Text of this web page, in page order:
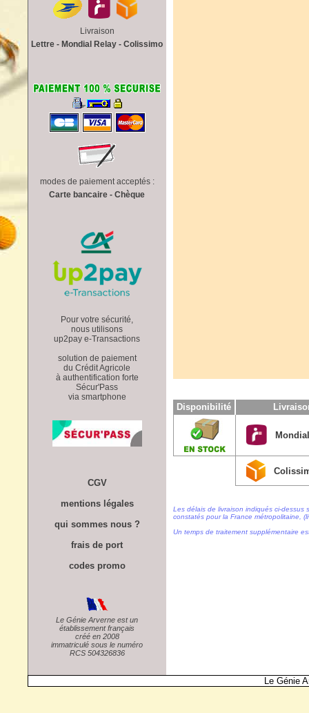
Livraison
Lettre - Mondial Relay - Colissimo
modes de paiement acceptés :
Carte bancaire - Chèque
Pour votre sécurité,
nous utilisons
up2pay e-Transactions
solution de paiement
du Crédit Agricole
à authentification forte
Sécur'Pass
via smartphone
CGV
mentions légales
qui sommes nous ?
frais de port
codes promo
Le Génie Arverne est un
établissement français
créé en 2008
immatriculé sous le numéro
RCS 504326836
Disponibilité
Les délais de livraison indiqués ci-
constatés pour la France métropolitaine,
Un temps de traitement supplémentaire
Le Génie